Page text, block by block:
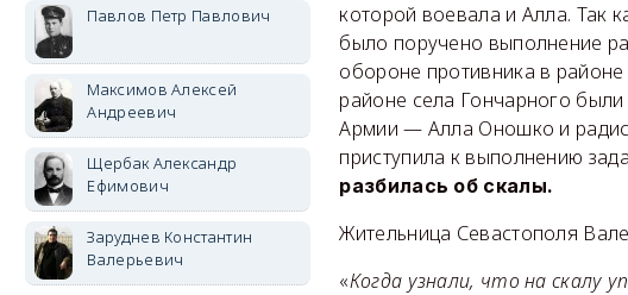
которой воевала и Алла. Так
было поручено выполнение
обороне противника в
районе села Гончарного
Армии — Алла Оношко и
приступила к выполнению
разбилась об скалы.
Жительница Севастополя
«Когда узнали, что на скалу
Павлов Петр Павлович
Максимов Алексей
Андреевич
Щербак Александр
Ефимович
Заруднев Константин
Валерьевич